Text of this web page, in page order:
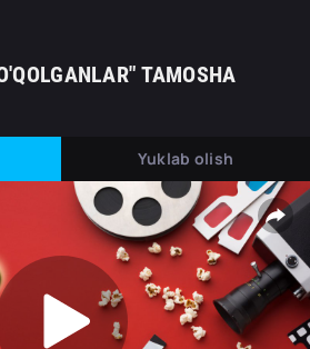
TAMOSHA
Yuklab olish